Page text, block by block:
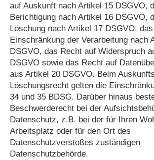
auf Auskunft nach Artikel 15 DSGVO,
Berichtigung nach Artikel 16 DSGVO,
Löschung nach Artikel 17 DSGVO,
Einschränkung der Verarbeitung nach
DSGVO, das Recht auf Widerspruch
DSGVO sowie das Recht auf
aus Artikel 20 DSGVO. Beim
Löschungsrecht gelten die
34 und 35 BDSG. Darüber hinaus
Beschwerderecht bei der
Datenschutz, z.B. bei der für Ihren
Arbeitsplatz oder für den Ort des
Datenschutzverstoßes zuständigen
Datenschutzbehörde.